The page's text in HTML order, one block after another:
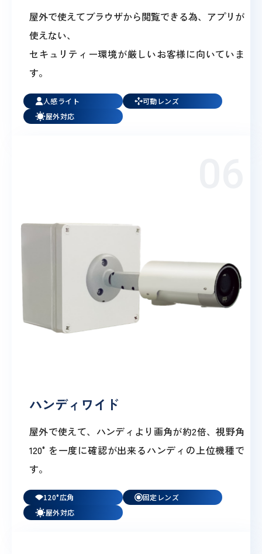
屋外で使えてブラウザから閲覧できる為、アプリが
使えない、
セキュリティー環境が厳しいお客様に向いていま
す。
人感ライト
可動レンズ
屋外対応
ハンディワイド
屋外で使えて、ハンディより画角が約2倍、視野角
120°を一度に確認が出来るハンディの上位機種で
す。
120°広角
固定レンズ
屋外対応